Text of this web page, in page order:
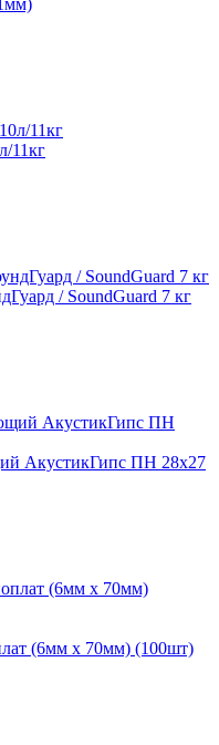
11кг
/ SoundGuard 7 кг
АкустикГипс ПН 28х27
(6мм х 70мм) (100шт)